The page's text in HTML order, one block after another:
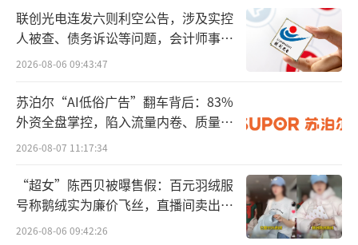
例如，万科集团的传承问题曾引发公众广
泛关注，公司创始人王石的退休及其引发的继
承问题，一度成为市场热议的话题。
胜马财经认为，在家族企业中，特别是大
型企业，股东结构往往复杂多样，可能涉及多
方利益平衡和意见调解。宗馥莉在娃哈哈集团
的案例中，就体现了股东之间权力分配的复杂
性，如何平衡各股东的利益和支持成为接班人
成为一大挑战。
联创光电连发六则利空公告，涉及实控
人被查、债务诉讼等问题，会计师事务
所曾出具“保留意见”
2026-08-06 09:43:47
苏泊尔“AI低俗广告”翻车背后：83%
外资全盘掌控，陷入流量内卷、质量频
发的负循环
2026-08-07 11:17:34
“超女”陈西贝被曝售假：百元羽绒服
号称鹅绒实为廉价飞丝，直播间卖出超
百万元
2026-08-06 09:42:26